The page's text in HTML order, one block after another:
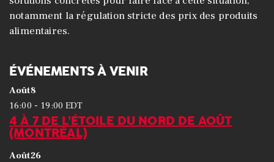
notamment la régulation stricte des prix des produits
alimentaires.
ÉVÉNEMENTS À VENIR
Août8
16:00 - 19:00 EDT
4 À 7 DE L’ÉTOILE DU NORD DE AOÛT
(MONTRÉAL)
Août26